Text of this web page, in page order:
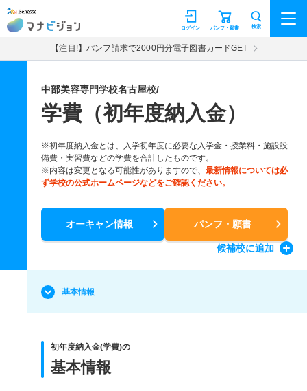
マナビジョン パンフ・願書
ログイン 検索
【注目!】パンフ請求で2000円分電子図書カードGET
中部美容専門学校名古屋校/
学費（初年度納入金）
※初年度納入金とは、入学初年度に必要な入学金・授業料・施設設
備費・実習費などの学費を合計したものです。
※内容は変更となる可能性がありますので、 最新情報については必
ず学校の公式ホームページなどをご確認ください。
オーキャン情報 パンフ・願書
候補校に追加
基本情報
初年度納入金(学費)の
基本情報